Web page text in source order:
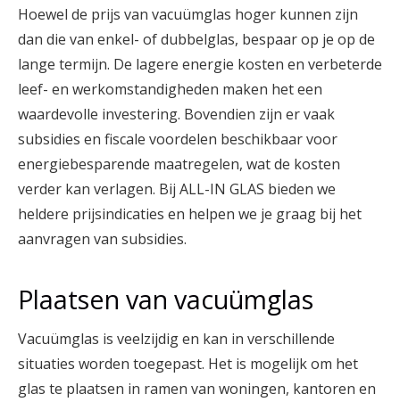
Hoewel de prijs van vacuümglas hoger kunnen zijn
dan die van enkel- of dubbelglas, bespaar op je op de
lange termijn. De lagere energie kosten en verbeterde
leef- en werkomstandigheden maken het een
waardevolle investering. Bovendien zijn er vaak
subsidies en fiscale voordelen beschikbaar voor
energiebesparende maatregelen, wat de kosten
verder kan verlagen. Bij ALL-IN GLAS bieden we
heldere prijsindicaties en helpen we je graag bij het
aanvragen van subsidies.
Plaatsen van vacuümglas
Vacuümglas is veelzijdig en kan in verschillende
situaties worden toegepast. Het is mogelijk om het
glas te plaatsen in ramen van woningen, kantoren en